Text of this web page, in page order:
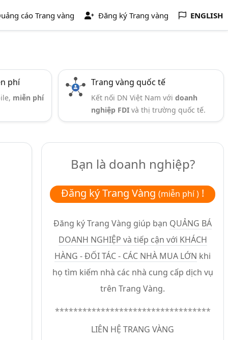
cáo Trang vàng Đăng ký Trang vàng ENGLISH
phí
miễn phí
Trang vàng quốc tế
Kết nối DN Việt Nam vớidoanh
nghiệp FDI và thị trường quốc tế.
Bạn là doanh nghiệp?
Đăng ký Trang Vàng(miễn phí ) !
Đăng ký Trang Vàng giúp bạn QUẢNG BÁ
DOANH NGHIỆP và tiếp cận với KHÁCH
HÀNG - ĐỐI TÁC - CÁC NHÀ MUA LỚN khi
họ tìm kiếm nhà các nhà cung cấp dịch vụ
trên Trang Vàng.
**********************************
LIÊN HỆ TRANG VÀNG